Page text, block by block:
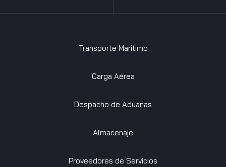
Transporte Marítimo
Carga Aérea
Despacho de Aduanas
Almacenaje
Proveedores de Servicios